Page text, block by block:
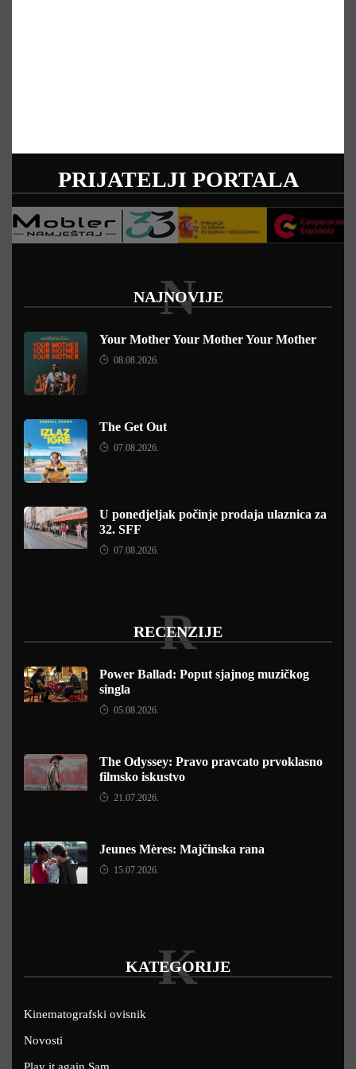
PRIJATELJI PORTALA
NAJNOVIJE
N
Your Mother Your Mother Your Mother
08.08.2026.
The Get Out
07.08.2026.
U ponedjeljak počinje prodaja ulaznica za
32. SFF
07.08.2026.
RECENZIJE
R
Power Ballad: Poput sjajnog muzičkog
singla
05.08.2026.
The Odyssey: Pravo pravcato prvoklasno
filmsko iskustvo
21.07.2026.
Jeunes Mères: Majčinska rana
15.07.2026.
KATEGORIJE
K
Kinematografski ovisnik
Novosti